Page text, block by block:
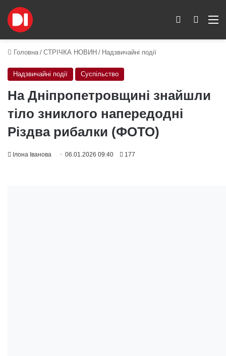
Пошук
Switch skin
Головна / СТРІЧКА НОВИН / Надзвичайні події
Надзвичайні події Суспільство
На Дніпропетровщині знайшли
тіло зниклого напередодні
Різдва рибалки (ФОТО)
Ілона Іванова 06.01.2026 09:40 177